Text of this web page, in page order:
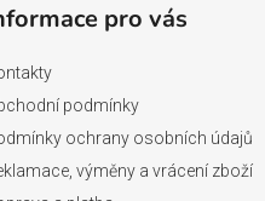
pro vás
podmínky
ochrany osobních údajů
výměny a vrácení zboží